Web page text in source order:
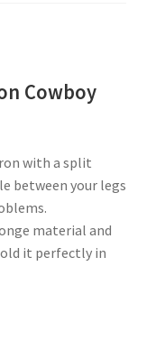
Cowboy
with a split
between your legs
material and
it perfectly in